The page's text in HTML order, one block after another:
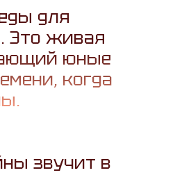
для
Это живая
юные
когда
звучит в